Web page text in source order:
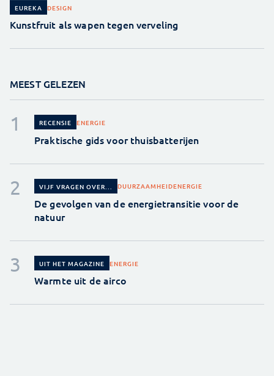
EUREKA DESIGN
Kunstfruit als wapen tegen verveling
MEEST GELEZEN
RECENSIE ENERGIE
Praktische gids voor thuisbatterijen
VIJF VRAGEN OVER... DUURZAAMHEIDENERGIE
De gevolgen van de energietransitie voor de
natuur
UIT HET MAGAZINE ENERGIE
Warmte uit de airco